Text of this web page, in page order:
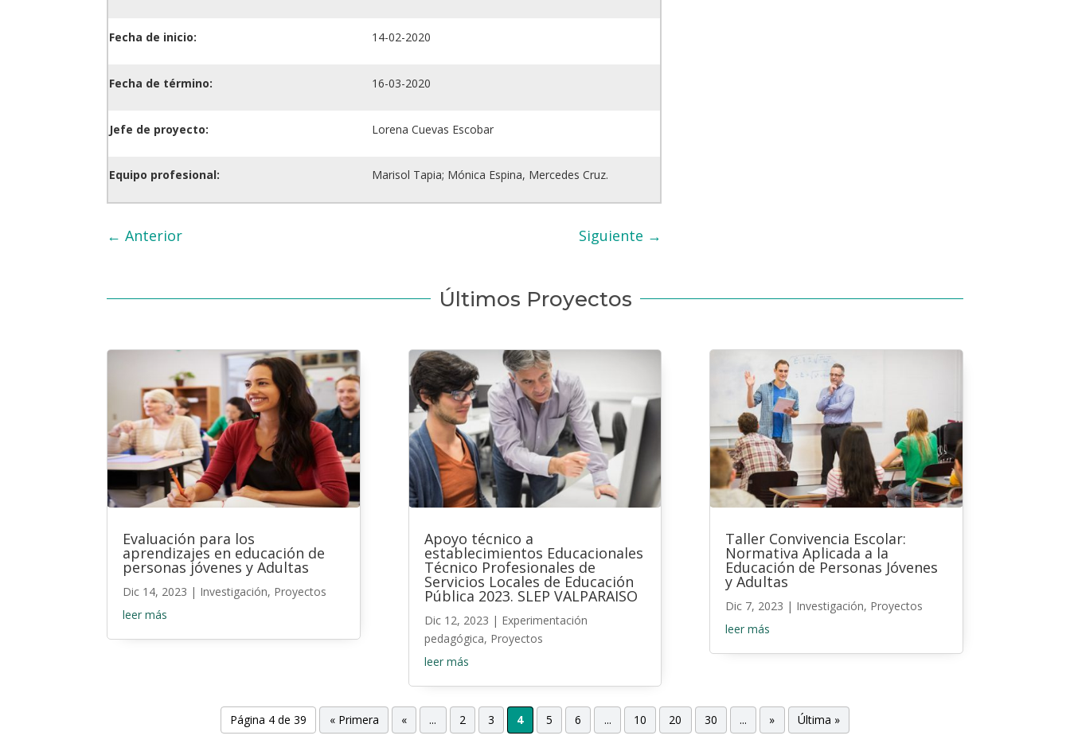
Fecha de inicio: 14-02-2020
Fecha de término: 16-03-2020
Jefe de proyecto: Lorena Cuevas Escobar
Equipo profesional: Marisol Tapia; Mónica Espina, Mercedes Cruz.
←Anterior Siguiente →
Últimos Proyectos
Evaluación para los
aprendizajes en educación de
personas jóvenes y Adultas
Dic 14, 2023 | Investigación, Proyectos
leer más
Apoyo técnico a
establecimientos Educacionales
Técnico Profesionales de
Servicios Locales de Educación
Pública 2023. SLEP VALPARAISO
Dic 12, 2023 | Experimentación
pedagógica, Proyectos
leer más
Taller Convivencia Escolar:
Normativa Aplicada a la
Educación de Personas Jóvenes
y Adultas
Dic 7, 2023 | Investigación, Proyectos
leer más
Página 4 de 39 « Primera « ... 2 3 4 5 6 ... 10 20 30 ... » Última »